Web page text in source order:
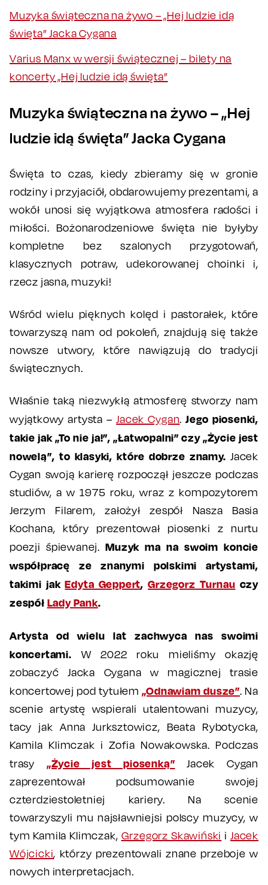
Muzyka świąteczna na żywo – „Hej ludzie idą
święta” Jacka Cygana
Varius Manx w wersji świątecznej – bilety na
koncerty „Hej ludzie idą święta”
Muzyka świąteczna na żywo – „Hej
ludzie idą święta” Jacka Cygana
Święta to czas, kiedy zbieramy się w gronie
rodziny i przyjaciół, obdarowujemy prezentami, a
wokół unosi się wyjątkowa atmosfera radości i
miłości. Bożonarodzeniowe święta nie byłyby
kompletne bez szalonych przygotowań,
klasycznych potraw, udekorowanej choinki i,
rzecz jasna, muzyki!
Wśród wielu pięknych kolęd i pastorałek, które
towarzyszą nam od pokoleń, znajdują się także
nowsze utwory, które nawiązują do tradycji
świątecznych.
Właśnie taką niezwykłą atmosferę stworzy nam
wyjątkowy artysta –Jacek Cygan.Jego piosenki,
takie jak „To nie ja!”, „Łatwopalni” czy „Życie jest
nowelą”, to klasyki, które dobrze znamy. Jacek
Cygan swoją karierę rozpoczął jeszcze podczas
studiów, a w 1975 roku, wraz z kompozytorem
Jerzym Filarem, założył zespół Nasza Basia
Kochana, który prezentował piosenki z nurtu
poezji śpiewanej.Muzyk ma na swoim koncie
współpracę ze znanymi polskimi artystami,
takimi jakEdyta Geppert,Grzegorz Turnau czy
zespół Lady Pank.
Artysta od wielu lat zachwyca nas swoimi
koncertami. W 2022 roku mieliśmy okazję
zobaczyć Jacka Cygana w magicznej trasie
koncertowej pod tytułem„Odnawiam dusze”. Na
scenie artystę wspierali utalentowani muzycy,
tacy jak Anna Jurksztowicz, Beata Rybotycka,
Kamila Klimczak i Zofia Nowakowska. Podczas
trasy „Życie jest piosenką”Jacek Cygan
zaprezentował podsumowanie swojej
czterdziestoletniej kariery. Na scenie
towarzyszyli mu najsławniejsi polscy muzycy, w
tym Kamila Klimczak, Grzegorz Skawiński i Jacek
Wójcicki, którzy prezentowali znane przeboje w
nowych interpretacjach.